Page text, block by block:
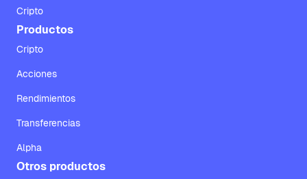
Cripto
Productos
Cripto
Acciones
Rendimientos
Transferencias
Alpha
Otros productos